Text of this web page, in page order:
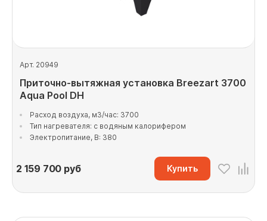
Арт. 20949
Приточно-вытяжная установка Breezart 3700
Aqua Pool DH
Расход воздуха, м3/час: 3700
Тип нагревателя: с водяным калорифером
Электропитание, В: 380
2 159 700 руб Купить